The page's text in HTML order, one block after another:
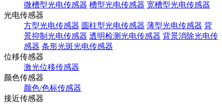
微槽型光电传感器 槽型光电传感器 宽槽型光电传感器
光电传感器
方型光电传感器 圆柱型光电传感器 薄型光电传感器 背
景抑制光电传感器 透明检测光电传感器 背景消除光电传
感器 条形光斑光电传感器
位移传感器
激光位移传感器
颜色传感器
颜色/色标传感器
接近传感器